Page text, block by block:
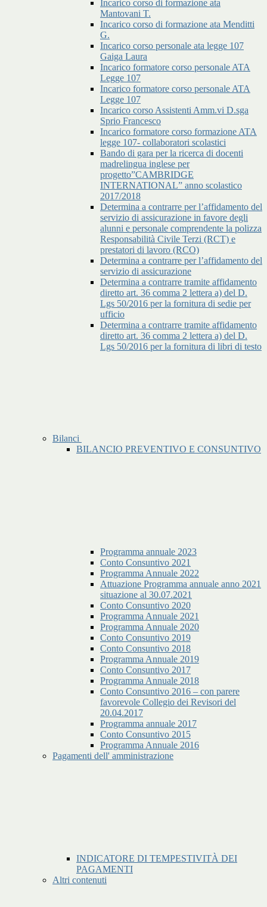
Incarico corso di formazione ata
Mantovani T.
Incarico corso di formazione ata Menditti
G.
Incarico corso personale ata legge 107
Gaiga Laura
Incarico formatore corso personale ATA
Legge 107
Incarico formatore corso personale ATA
Legge 107
Incarico corso Assistenti Amm.vi D.sga
Sprio Francesco
Incarico formatore corso formazione ATA
legge 107- collaboratori scolastici
Bando di gara per la ricerca di docenti
madrelingua inglese per
progetto”CAMBRIDGE
INTERNATIONAL” anno scolastico
2017/2018
Determina a contrarre per l’affidamento del
servizio di assicurazione in favore degli
alunni e personale comprendente la polizza
Responsabilità Civile Terzi (RCT) e
prestatori di lavoro (RCO)
Determina a contrarre per l’affidamento del
servizio di assicurazione
Determina a contrarre tramite affidamento
diretto art. 36 comma 2 lettera a) del D.
Lgs 50/2016 per la fornitura di sedie per
ufficio
Determina a contrarre tramite affidamento
diretto art. 36 comma 2 lettera a) del D.
Lgs 50/2016 per la fornitura di libri di testo
Bilanci
BILANCIO PREVENTIVO E CONSUNTIVO
Programma annuale 2023
Conto Consuntivo 2021
Programma Annuale 2022
Attuazione Programma annuale anno 2021
situazione al 30.07.2021
Conto Consuntivo 2020
Programma Annuale 2021
Programma Annuale 2020
Conto Consuntivo 2019
Conto Consuntivo 2018
Programma Annuale 2019
Conto Consuntivo 2017
Programma Annuale 2018
Conto Consuntivo 2016 – con parere
favorevole Collegio dei Revisori del
20.04.2017
Programma annuale 2017
Conto Consuntivo 2015
Programma Annuale 2016
Pagamenti dell' amministrazione
INDICATORE DI TEMPESTIVITÀ DEI
PAGAMENTI
Altri contenuti